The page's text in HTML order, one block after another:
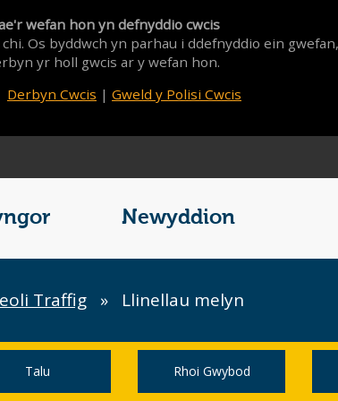
wefan hon yn defnyddio cwcis
Os byddwch yn parhau i ddefnyddio ein
yr holl gwcis ar y wefan hon.
Derbyn Cwcis | Gweld y Polisi Cwcis
Newyddion
Traffig » Llinellau melyn
Talu Rhoi Gwybod